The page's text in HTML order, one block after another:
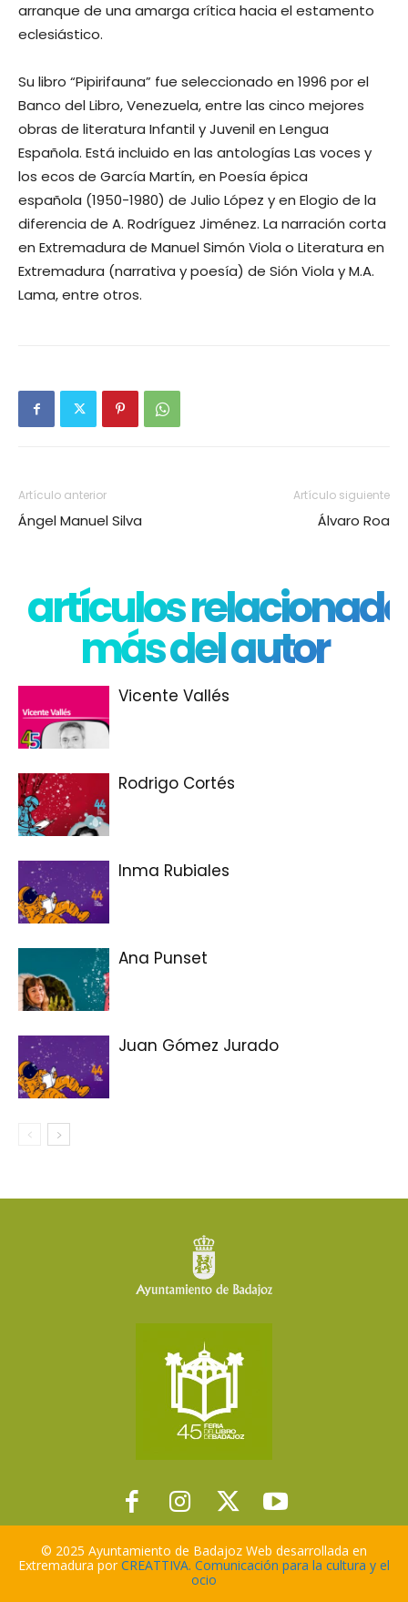
arranque de una amarga crítica hacia el estamento
eclesiástico.
Su libro “Pipirifauna” fue seleccionado en 1996 por el
Banco del Libro, Venezuela, entre las cinco mejores
obras de literatura Infantil y Juvenil en Lengua
Española. Está incluido en las antologías Las voces y
los ecos de García Martín, en Poesía épica
española (1950-1980) de Julio López y en Elogio de la
diferencia de A. Rodríguez Jiménez. La narración corta
en Extremadura de Manuel Simón Viola o Literatura en
Extremadura (narrativa y poesía) de Sión Viola y M.A.
Lama, entre otros.
Artículo anterior
Ángel Manuel Silva
Artículo siguiente
Álvaro Roa
artículos
más del autor
Vicente Vallés
Rodrigo Cortés
Inma Rubiales
Ana Punset
Juan Gómez Jurado
© 2025 Ayuntamiento de Badajoz Web desarrollada en
Extremadura porCREATTIVA. Comunicación para la cultura y el
ocio